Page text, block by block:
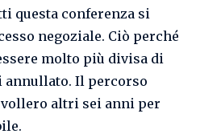
questa conferenza si
negoziale. Ciò perché
molto più divisa di
annullato. Il percorso
altri sei anni per